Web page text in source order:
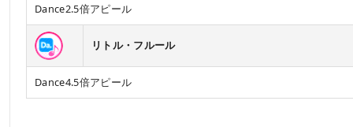
Dance2.5倍アピール
リトル・フルール
Dance4.5倍アピール